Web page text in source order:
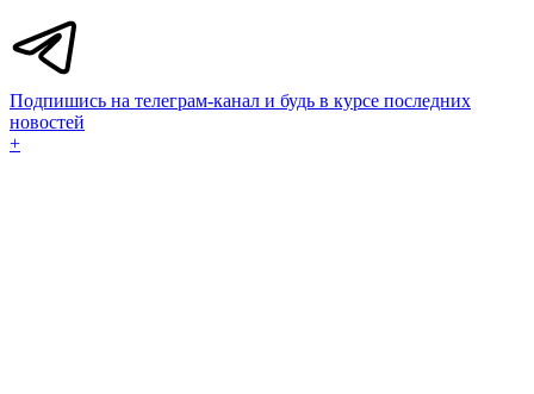
Подпишись на телеграм-канал и будь в курсе последних
новостей
+